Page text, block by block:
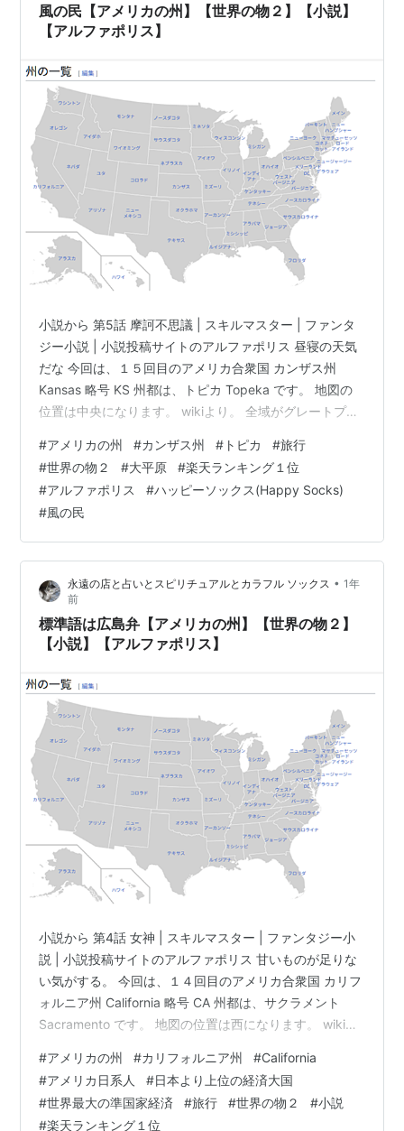
風の民【アメリカの州】【世界の物２】【小説】
【アルファポリス】
小説から 第5話 摩訶不思議 | スキルマスター | ファンタ
ジー小説 | 小説投稿サイトのアルファポリス 昼寝の天気
だな 今回は、１５回目のアメリカ合衆国 カンザス州
Kansas 略号 KS 州都は、トピカ Topeka です。 地図の
位置は中央になります。 wikiより。 全域がグレートプレ
り、大規模農業に適しているため農業、また牧畜業が盛
んである。反面、地形の変化に乏しく、州全体に単調な
田園風景が延々と広がっている。 現在のカンザス州とな
っている地域には、1000年以上にわたってインディアン
が住んでいた（ミシシッピ文化）。「カンザス」は、…
#アメリカの州 #カンザス州 # トピカ #旅行
#世界の物２ #大平原 #楽天ランキング１位
#アルファポリス #ハッピーソックス(Happy Socks)
#風の民
永遠の店と占いとスピリチュアルとカラフル ソックス • 1年
前
標準語は広島弁【アメリカの州】【世界の物２】
【小説】【アルファポリス】
小説から 第4話 女神 | スキルマスター | ファンタジー小
説 | 小説投稿サイトのアルファポリス 甘いものが足りな
い気がする。 今回は、１４回目のアメリカ合衆国 カリフ
ォルニア州 California 略号 CA 州都は、サクラメント
Sacramento です。 地図の位置は西になります。 wikiよ
点の州総生産（GSP）は4兆800億ドル。 世界最大の準
国家経済である。カリフォルニア州を国家に例えるな
ら、ドイツに次いで世界第4位、日本より上位の経済大国
#アメリカの州 #カリフォルニア州 #California
#アメリカ日系人 #日本より上位の経済大国
#世界最大の準国家経済 #旅行 #世界の物２ #小説
#楽天ランキング１位